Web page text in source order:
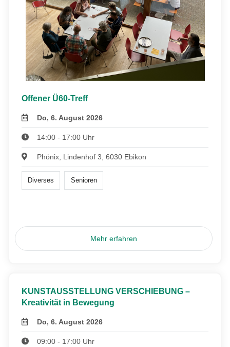
Offener Ü60-Treff
Do, 6. August 2026
14:00 - 17:00 Uhr
Phönix, Lindenhof 3, 6030 Ebikon
Diverses Senioren
Mehr erfahren
KUNSTAUSSTELLUNG VERSCHIEBUNG –
Kreativität in Bewegung
Do, 6. August 2026
09:00 - 17:00 Uhr